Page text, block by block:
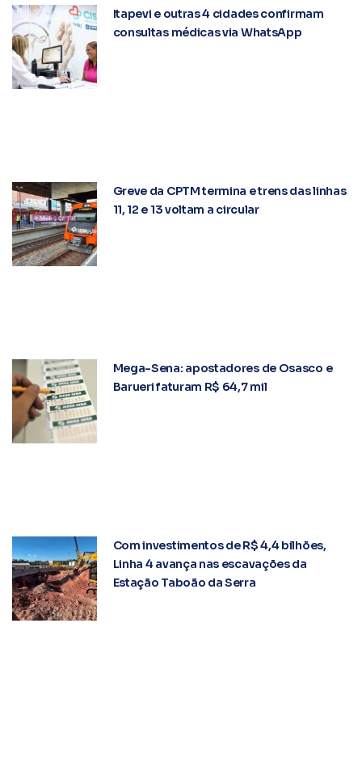
Itapevi e outras 4 cidades confirmam
consultas médicas via WhatsApp
Greve da CPTM termina e trens das linhas
11, 12 e 13 voltam a circular
Mega-Sena: apostadores de Osasco e
Barueri faturam R$ 64,7 mil
Com investimentos de R$ 4,4 bilhões,
Linha 4 avança nas escavações da
Estação Taboão da Serra